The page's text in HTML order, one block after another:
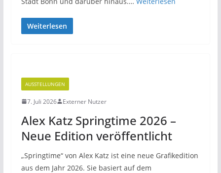
Weiterlesen
AUSSTELLUNGEN
7. Juli 2026 Externer Nutzer
Alex Katz Springtime 2026 –
Neue Edition veröffentlicht
„Springtime“ von Alex Katz ist eine neue Grafikedition
aus dem Jahr 2026. Sie basiert auf dem